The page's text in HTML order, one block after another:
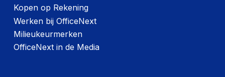
Kopen op Rekening
Werken bij OfficeNext
Milieukeurmerken
OfficeNext in de Media